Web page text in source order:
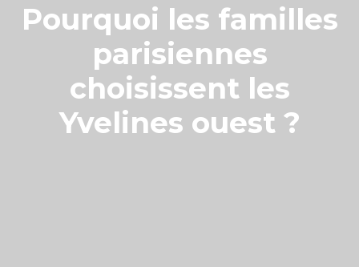
Pourquoi les familles
parisiennes
choisissent les
Yvelines ouest ?